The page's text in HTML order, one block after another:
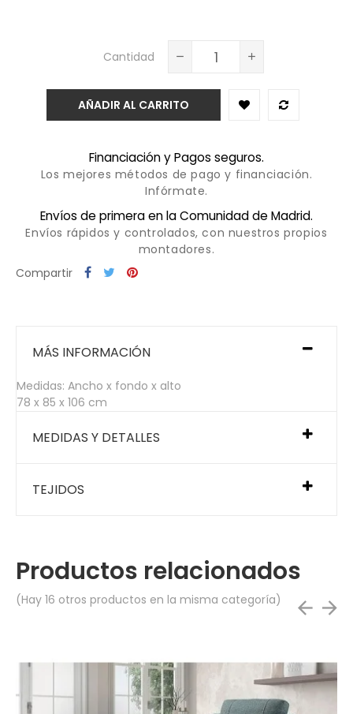
Cantidad
AÑADIR AL CARRITO
Financiación y Pagos seguros.
Los mejores métodos de pago y financiación.
Infórmate.
Envíos de primera en la Comunidad de Madrid.
Envíos rápidos y controlados, con nuestros propios
montadores.
Compartir
MÁS INFORMACIÓN
Medidas: Ancho x fondo x alto
78 x 85 x 106 cm
MEDIDAS Y DETALLES
TEJIDOS
Productos relacionados
(Hay 16 otros productos en la misma categoría)